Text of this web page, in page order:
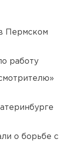
Пермском
работу
о борьбе с